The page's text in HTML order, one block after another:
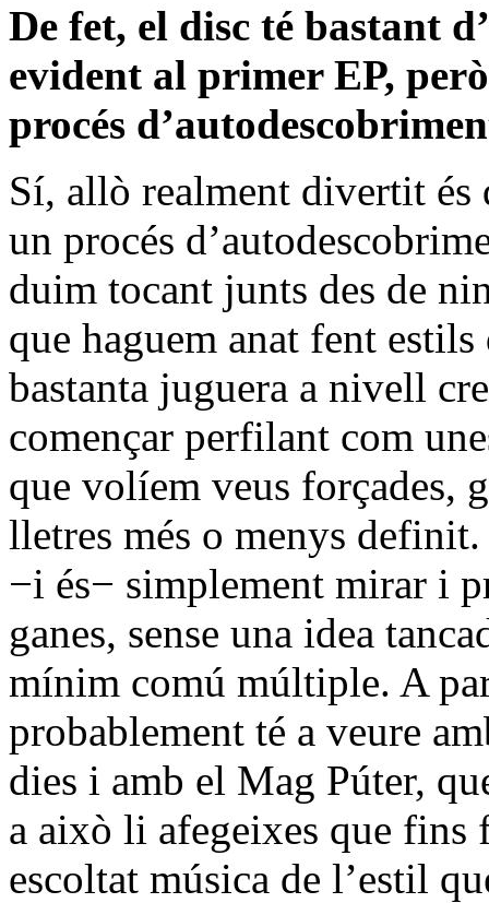
De fet, el disc té bastant
evident al primer EP,
procés
Sí, allò realment divertit és
un procés
duim tocant junts des de
que haguem anat fent
bastanta juguera a nivell
començar perfilant com
que volíem veus forçades,
lletres més o menys
−i és− simplement mirar i
ganes, sense una idea
mínim comú múltiple. A
probablement té a veure
dies i amb el Mag Púter,
a això li afegeixes que fins
escoltat música de l’estil